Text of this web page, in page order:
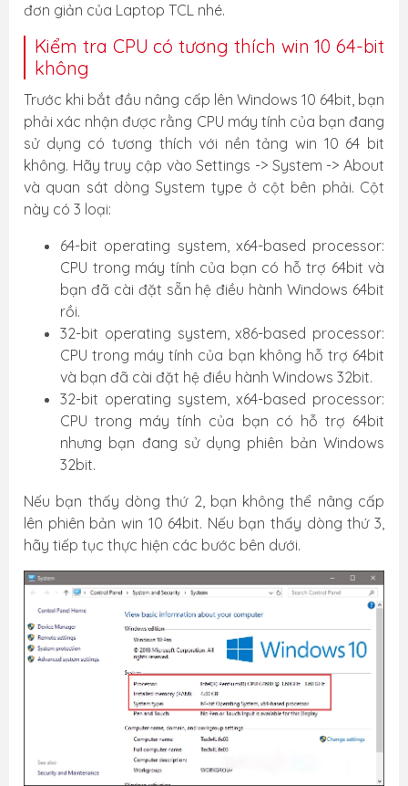
đơn giản của Laptop TCL nhé.
Kiểm tra CPU có tương thích win 10 64-bit
không
Trước khi bắt đầu nâng cấp lên Windows 10 64bit, bạn
phải xác nhận được rằng CPU máy tính của bạn đang
sử dụng có tương thích với nền tảng win 10 64 bit
không. Hãy truy cập vào Settings -> System -> About
và quan sát dòng System type ở cột bên phải. Cột
này có 3 loại:
64-bit operating system, x64-based processor:
CPU trong máy tính của bạn có hỗ trợ 64bit và
bạn đã cài đặt sẵn hệ điều hành Windows 64bit
rồi.
32-bit operating system, x86-based processor:
CPU trong máy tính của bạn không hỗ trợ 64bit
và bạn đã cài đặt hệ điều hành Windows 32bit.
32-bit operating system, x64-based processor:
CPU trong máy tính của bạn có hỗ trợ 64bit
nhưng bạn đang sử dụng phiên bản Windows
32bit.
Nếu bạn thấy dòng thứ 2, bạn không thể nâng cấp
lên phiên bản win 10 64bit. Nếu bạn thấy dòng thứ 3,
hãy tiếp tục thực hiện các bước bên dưới.